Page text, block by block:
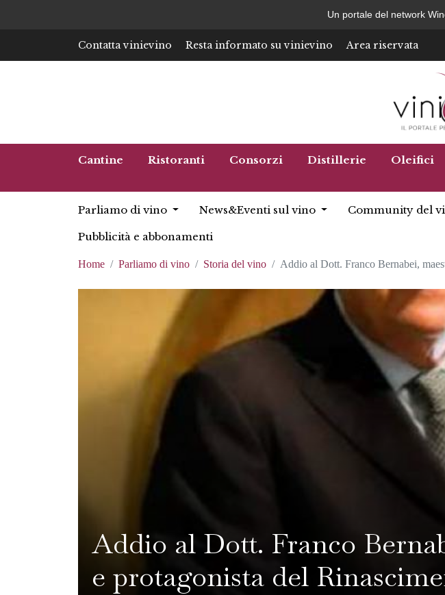
Un portale del network
Contatta vinievino Resta informato su vinievino Area riservata
Cantine Ristoranti Consorzi Distillerie Oleifici
Parliamo di vino News&Eventi sul vino Community del
Pubblicità e abbonamenti
Home Parliamo di vino Storia del vino Addio al Dott. Franco Bernabei,
Addio al Dott. Franco
e protagonista del